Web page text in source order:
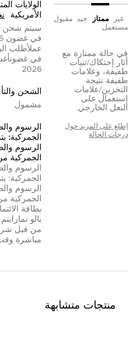
غير
مستعمل
ممتاز جيد مقبول
في حالة ممتازة مع
أثار إحتكاك/ثنيات
طفيفة، وعلامات
طفيفة نتيجة
التخزين/علامات
إستعمال على
النعل الخارجي.
إطلع على المزيد حول
درجات الحالة
الولايات
الأمريكية
سيتم شحن
في غضون 5
عملأطلب
في غضون
2026
الشحن
مشمول
الرسوم
الجمركية:
الرسوم
الجمركية
الرسوم
الجمركية:
الرسوم
الجمركية
بطاقة
بالو تمارا
من قبل
مباشرة
منتجات متشابهة